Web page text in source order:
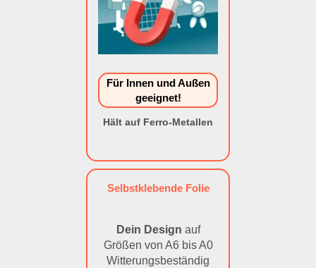
Für Innen und Außen
geeignet!
Hält auf Ferro-Metallen
Selbstklebende Folie
Dein Design auf
Größen von A6 bis A0
Witterungsbeständig